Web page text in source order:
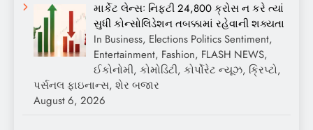
માર્કેટ લેન્સઃ નિફ્ટી 24,800 ક્રોસ ન કરે ત્યાં
સુધી કોન્સોલિડેશન તબક્કામાં રહેવાની શક્યતા
In Business, Elections Politics Sentiment,
Entertainment, Fashion, FLASH NEWS,
ઈકોનોમી, કોમોડિટી, કોર્પોરેટ ન્યૂઝ, ક્રિપ્ટો,
પર્સનલ ફાઇનાન્સ, શેર બજાર
August 6, 2026